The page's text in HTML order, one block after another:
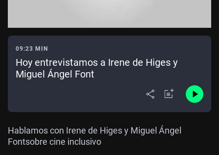
09:23 MIN
Hoy entrevistamos a Irene de Higes y
Miguel Ángel Font
Hablamos con Irene de Higes y Miguel Ángel
Fontsobre cine inclusivo